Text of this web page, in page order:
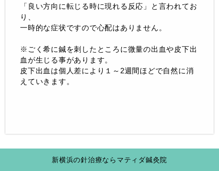
「良い方向に転じる時に現れる反応」と言われてお
り、
一時的な症状ですので心配はありません。
※ごく希に鍼を刺したところに微量の出血や皮下出
血が生じる事があります。
皮下出血は個人差により１～2週間ほどで自然に消
えていきます。
新横浜の針治療ならマティダ鍼灸院